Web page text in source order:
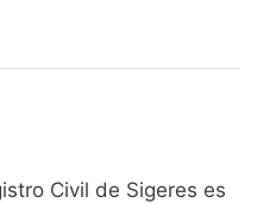
Civil de Sigeres es